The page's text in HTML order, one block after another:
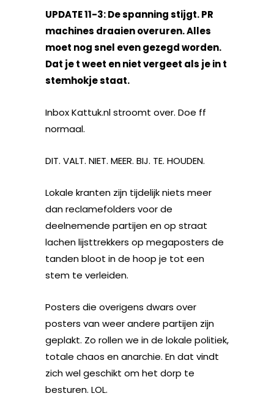
UPDATE 11-3: De spanning stijgt. PR
machines draaien overuren. Alles
moet nog snel even gezegd worden.
Dat je t weet en niet vergeet als je in t
stemhokje staat.
Inbox Kattuk.nl stroomt over. Doe ff
normaal.
DIT. VALT. NIET. MEER. BIJ. TE. HOUDEN.
Lokale kranten zijn tijdelijk niets meer
dan reclamefolders voor de
deelnemende partijen en op straat
lachen lijsttrekkers op megaposters de
tanden bloot in de hoop je tot een
stem te verleiden.
Posters die overigens dwars over
posters van weer andere partijen zijn
geplakt. Zo rollen we in de lokale politiek,
totale chaos en anarchie. En dat vindt
zich wel geschikt om het dorp te
besturen. LOL.